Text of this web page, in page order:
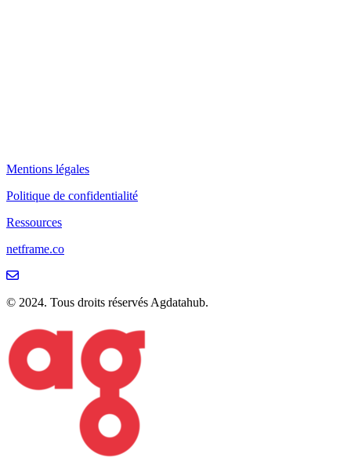
Mentions légales
Politique de confidentialité
Ressources
netframe.co
© 2024. Tous droits réservés Agdatahub.